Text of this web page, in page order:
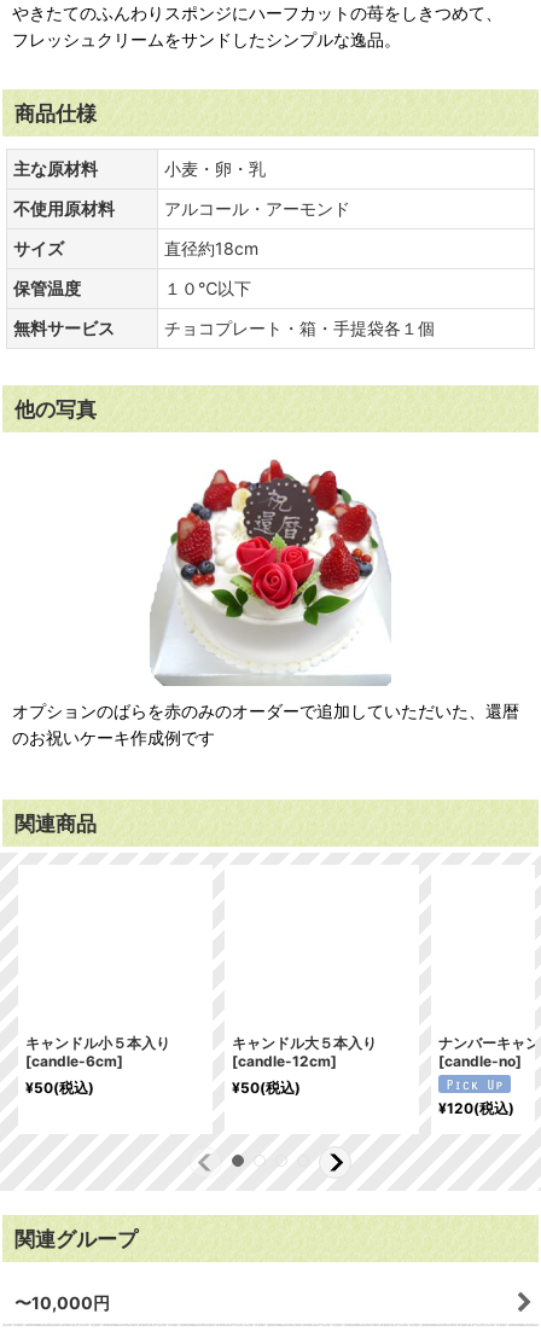
やきたてのふんわりスポンジにハーフカットの苺をしきつめて、
フレッシュクリームをサンドしたシンプルな逸品。
商品仕様
主な原材料
小麦・卵・乳
不使用原材料
アルコール・アーモンド
サイズ
直径約18cm
保管温度
１０℃以下
無料サービス
チョコプレート・箱・手提袋各１個
他の写真
オプションのばらを赤のみのオーダーで追加していただいた、還暦
のお祝いケーキ作成例です
関連商品
キャンドル小５本入り
[candle-6cm]
¥50(税込)
キャンドル大５本入り
[candle-12cm]
¥50(税込)
ナンバーキャ
[candle-no]
¥120(税込)
関連グループ
〜10,000円